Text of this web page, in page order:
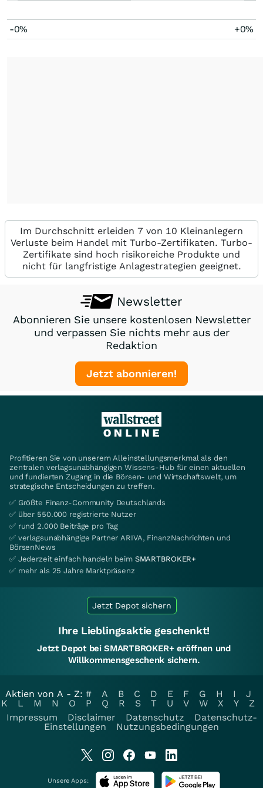
-0% +0%
Im Durchschnitt erleiden 7 von 10 Kleinanlegern
Verluste beim Handel mit Turbo-Zertifikaten. Turbo-
Zertifikate sind hoch risikoreiche Produkte und
nicht für langfristige Anlagestrategien geeignet.
Newsletter
Abonnieren Sie unsere kostenlosen Newsletter
und verpassen Sie nichts mehr aus der
Redaktion
Jetzt abonnieren!
Profitieren Sie von unserem Alleinstellungsmerkmal als den
zentralen verlagsunabhängigen Wissens-Hub für einen aktuellen
und fundierten Zugang in die Börsen- und Wirtschaftswelt, um
strategische Entscheidungen zu treffen.
✅ Größte Finanz-Community Deutschlands
✅ über 550.000 registrierte Nutzer
✅ rund 2.000 Beiträge pro Tag
✅ verlagsunabhängige Partner ARIVA, FinanzNachrichten und
BörsenNews
✅ Jederzeit einfach handeln beim SMARTBROKER+
✅ mehr als 25 Jahre Marktpräsenz
Jetzt Depot sichern
Ihre Lieblingsaktie geschenkt!
Jetzt Depot bei SMARTBROKER+ eröffnen und
Willkommensgeschenk sichern.
Aktien von A - Z: # A B C D E F G H I
J
K
L M N O P Q R S T U V W X Y
Z
Impressum
Disclaimer Datenschutz
Datenschutz-
Einstellungen
Nutzungsbedingungen
Unsere Apps: